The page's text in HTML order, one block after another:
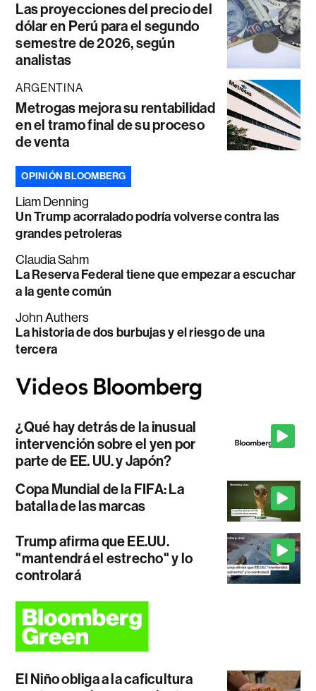
Las proyecciones del precio del
dólar en Perú para el segundo
semestre de 2026, según
analistas
ARGENTINA
Metrogas mejora su rentabilidad
en el tramo final de su proceso
de venta
OPINIÓN BLOOMBERG
Liam Denning
Un Trump acorralado podría volverse contra las
grandes petroleras
Claudia Sahm
La Reserva Federal tiene que empezar a escuchar
a la gente común
John Authers
La historia de dos burbujas y el riesgo de una
tercera
¿Qué hay detrás de la inusual
intervención sobre el yen por
parte de EE. UU. y Japón?
Copa Mundial de la FIFA: La
batalla de las marcas
Trump afirma que EE.UU.
"mantendrá el estrecho" y lo
controlará
El Niño obliga a la caficultura